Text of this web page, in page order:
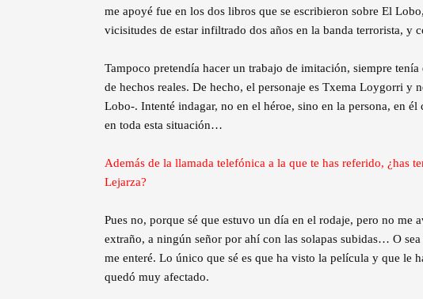
me apoyé fue en los dos libros que se escribieron sobre El
vicisitudes de estar infiltrado dos años en la banda terrorista, y
Tampoco pretendía hacer un trabajo de imitación, siempre
de hechos reales. De hecho, el personaje es Txema Loygorri y
Lobo-. Intenté indagar, no en el héroe, sino en la persona, en
en toda esta situación…
Además de la llamada telefónica a la que te has referido, ¿has
Lejarza?
Pues no, porque sé que estuvo un día en el rodaje, pero no me
extraño, a ningún señor por ahí con las solapas subidas… O
me enteré. Lo único que sé es que ha visto la película y que le
quedó muy afectado.